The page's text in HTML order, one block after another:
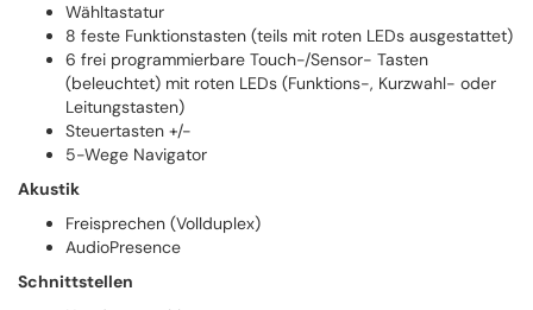
Wähltastatur
8 feste Funktionstasten (teils mit roten LEDs ausgestattet)
6 frei programmierbare Touch-/Sensor- Tasten
(beleuchtet) mit roten LEDs (Funktions-, Kurzwahl- oder
Leitungstasten)
Steuertasten +/-
5-Wege Navigator
Akustik
Freisprechen (Vollduplex)
AudioPresence
Schnittstellen